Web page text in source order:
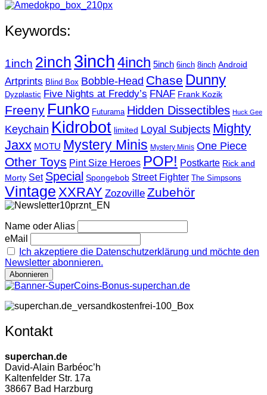
Keywords:
1inch 2inch 3inch4inch 5inch 6inch 8inch Android
Artprints Blind Box Bobble-Head Chase Dunny
Dyzplastic Five Nights at Freddy’s FNAF Frank Kozik
Freeny Funko Futurama Hidden Dissectibles Huck Gee
Keychain Kidrobot limited Loyal Subjects Mighty
Jaxx MOTU Mystery Minis Mystery Minis One Piece
Other Toys Pint Size Heroes POP! Postkarte Rick and
Morty Set Special Spongebob Street Fighter The Simpsons
Vintage XXRAY Zozoville Zubehör
Name oder Alias
eMail
Ich akzeptiere die Datenschutzerklärung und möchte den
Newsletter abonnieren.
Kontakt
superchan.de
David-Alain Barbéoc’h
Kaltenfelder Str. 17a
38667 Bad Harzburg